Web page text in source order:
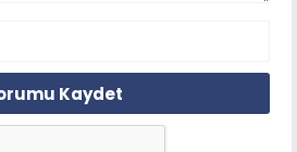
Kaydet